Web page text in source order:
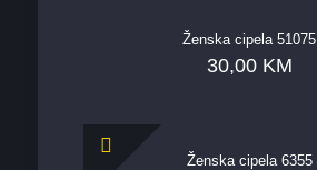
Ženska cipela 51075
30,00 KM
Ženska cipela 6355